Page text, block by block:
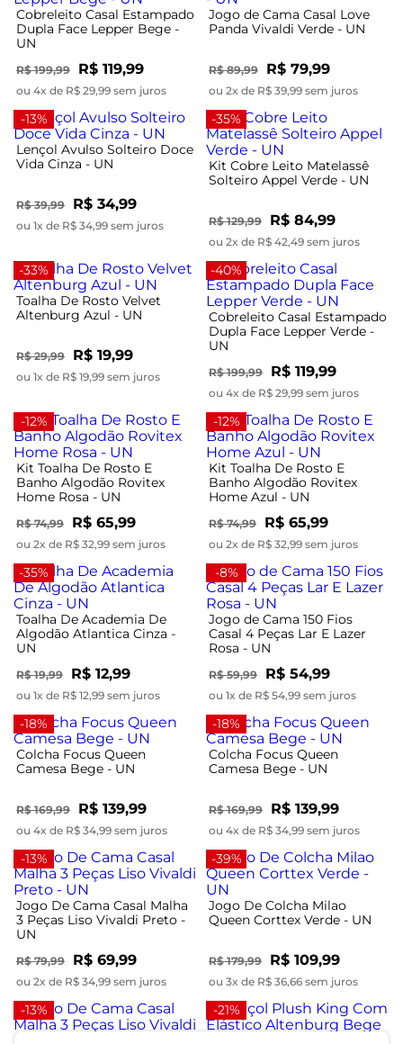
Cobreleito Casal Estampado
Dupla Face Lepper Bege -
UN
R$ 199,99 R$ 119,99
ou 4x de R$ 29,99 sem juros
Jogo de Cama Casal Love
Panda Vivaldi Verde - UN
R$ 89,99 R$ 79,99
ou 2x de R$ 39,99 sem juros
-13%
Lençol Avulso Solteiro Doce
Vida Cinza - UN
R$ 39,99 R$ 34,99
ou 1x de R$ 34,99 sem juros
-35%
Kit Cobre Leito Matelassê
Solteiro Appel Verde - UN
R$ 129,99 R$ 84,99
ou 2x de R$ 42,49 sem juros
-33%
Toalha De Rosto Velvet
Altenburg Azul - UN
R$ 29,99 R$ 19,99
ou 1x de R$ 19,99 sem juros
-40%
Cobreleito Casal Estampado
Dupla Face Lepper Verde -
UN
R$ 199,99 R$ 119,99
ou 4x de R$ 29,99 sem juros
-12%
Kit Toalha De Rosto E
Banho Algodão Rovitex
Home Rosa - UN
R$ 74,99 R$ 65,99
ou 2x de R$ 32,99 sem juros
-12%
Kit Toalha De Rosto E
Banho Algodão Rovitex
Home Azul - UN
R$ 74,99 R$ 65,99
ou 2x de R$ 32,99 sem juros
-35%
Toalha De Academia De
Algodão Atlantica Cinza -
UN
R$ 19,99 R$ 12,99
ou 1x de R$ 12,99 sem juros
-8%
Jogo de Cama 150 Fios
Casal 4 Peças Lar E Lazer
Rosa - UN
R$ 59,99 R$ 54,99
ou 1x de R$ 54,99 sem juros
-18%
Colcha Focus Queen
Camesa Bege - UN
R$ 169,99 R$ 139,99
ou 4x de R$ 34,99 sem juros
-18%
Colcha Focus Queen
Camesa Bege - UN
R$ 169,99 R$ 139,99
ou 4x de R$ 34,99 sem juros
-13%
Jogo De Cama Casal Malha
3 Peças Liso Vivaldi Preto -
UN
R$ 79,99 R$ 69,99
ou 2x de R$ 34,99 sem juros
-39%
Jogo De Colcha Milao
Queen Corttex Verde - UN
R$ 179,99 R$ 109,99
ou 3x de R$ 36,66 sem juros
-13% -21%